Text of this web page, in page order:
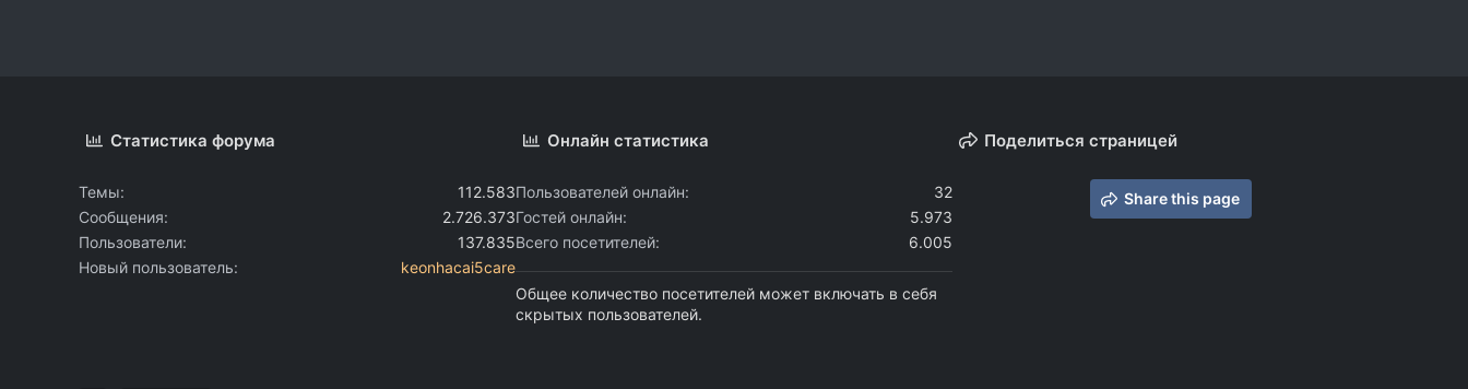
Статистика форума
Темы
112.583
Сообщения
2.726.373
Пользователи
137.835
Новый пользователь
keonhacai5care
Онлайн статистика
Пользователей онлайн
32
Гостей онлайн
5.973
Всего посетителей
6.005
Общее количество посетителей может включать в себя
скрытых пользователей.
Поделиться страницей
Share this page